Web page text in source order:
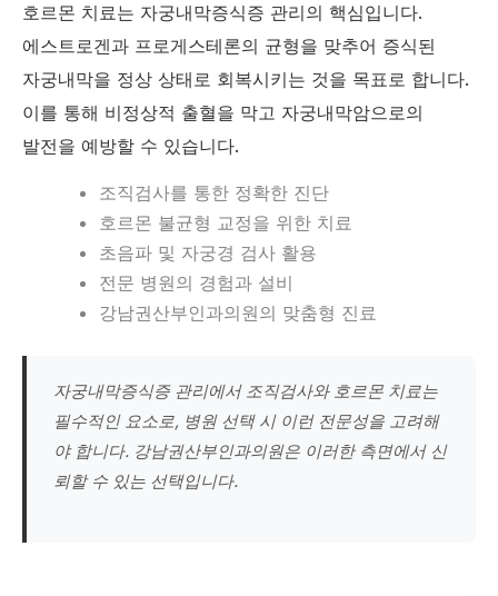
호르몬 치료는 자궁내막증식증 관리의 핵심입니다.
에스트로겐과 프로게스테론의 균형을 맞추어 증식된
자궁내막을 정상 상태로 회복시키는 것을 목표로 합니다.
이를 통해 비정상적 출혈을 막고 자궁내막암으로의
발전을 예방할 수 있습니다.
조직검사를 통한 정확한 진단
호르몬 불균형 교정을 위한 치료
초음파 및 자궁경 검사 활용
전문 병원의 경험과 설비
강남권산부인과의원의 맞춤형 진료
자궁내막증식증 관리에서 조직검사와 호르몬 치료는
필수적인 요소로, 병원 선택 시 이런 전문성을 고려해
야 합니다. 강남권산부인과의원은 이러한 측면에서 신
뢰할 수 있는 선택입니다.